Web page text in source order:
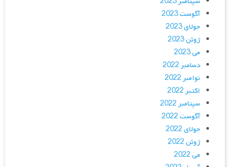
آگوست 2023
جولای 2023
ژوئن 2023
می 2023
دسامبر 2022
نوامبر 2022
اکتبر 2022
سپتامبر 2022
آگوست 2022
جولای 2022
ژوئن 2022
می 2022